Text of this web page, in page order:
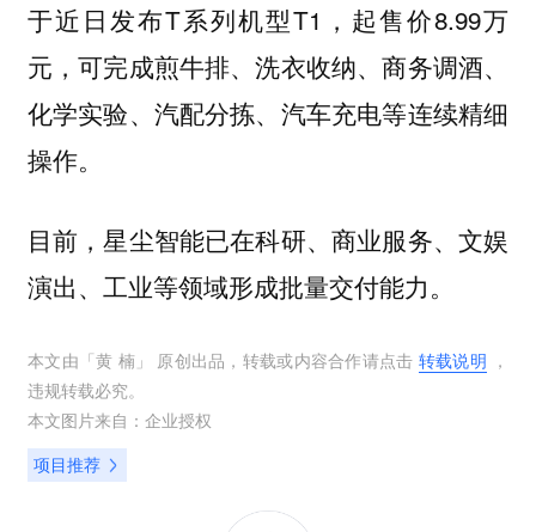
于近日发布T系列机型T1，起售价8.99万
元，可完成煎牛排、洗衣收纳、商务调酒、
化学实验、汽配分拣、汽车充电等连续精细
操作。
目前，星尘智能已在科研、商业服务、文娱
演出、工业等领域形成批量交付能力。
本文由「黄 楠」 原创出品，转载或内容合作请点击 转载说明 ，
违规转载必究。
本文图片来自： 企业授权
项目推荐